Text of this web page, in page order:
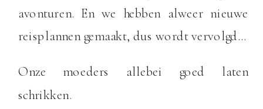
avonturen. En we hebben alweer nieuwe
reisplannen gemaakt, dus wordt vervolgd…
Onze moeders allebei goed laten
schrikken.